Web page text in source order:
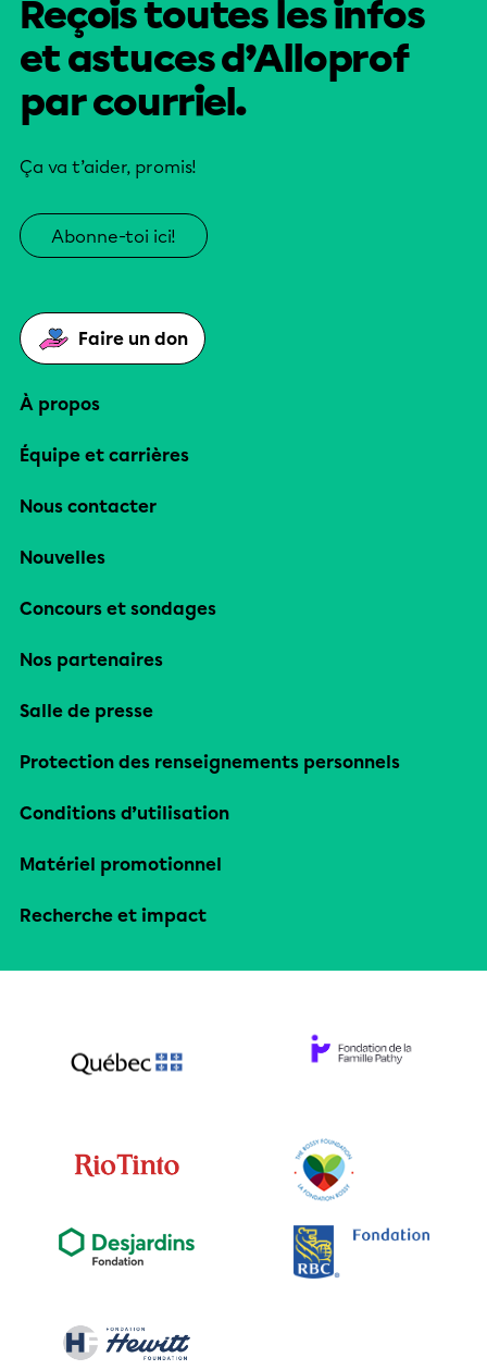
Reçois toutes les infos
et astuces d’Alloprof
par courriel.
Ça va t’aider, promis!
Abonne-toi ici!
Faire un don
À propos
Équipe et carrières
Nous contacter
Nouvelles
Concours et sondages
Nos partenaires
Salle de presse
Protection des renseignements personnels
Conditions d’utilisation
Matériel promotionnel
Recherche et impact